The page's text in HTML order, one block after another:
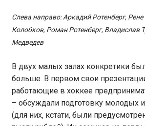
Слева направо: Аркадий Ротенберг,
Колобков, Роман Ротенберг, Владислав
Медведев
В двух малых залах конкретики
больше. В первом свои
работающие в хоккее
– обсуждали подготовку молодых
(для них, кстати, были